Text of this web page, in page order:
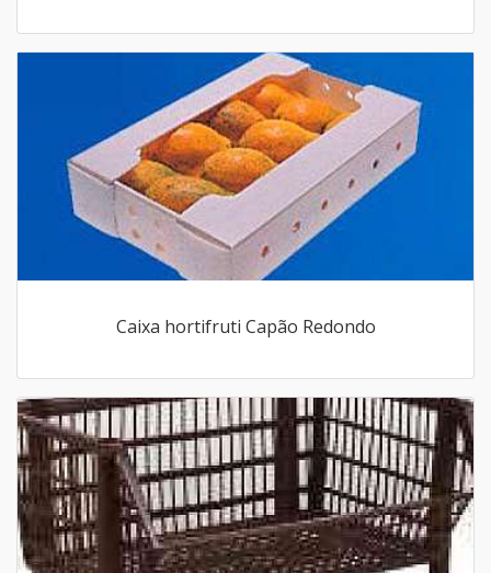
Caixa hortifruti Capão Redondo